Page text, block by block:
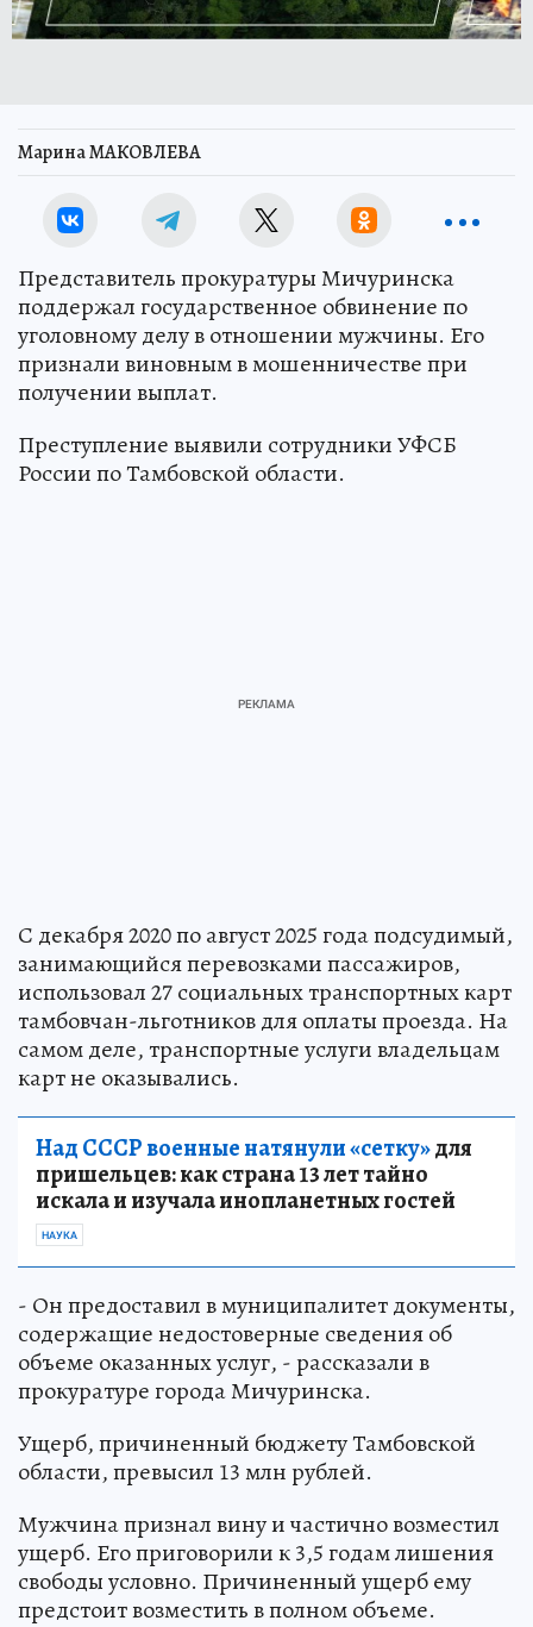
Марина МАКОВЛЕВА
Представитель прокуратуры Мичуринска
поддержал государственное обвинение по
уголовному делу в отношении мужчины. Его
признали виновным в мошенничестве при
получении выплат.
Преступление выявили сотрудники УФСБ
России по Тамбовской области.
С декабря 2020 по август 2025 года подсудимый,
занимающийся перевозками пассажиров,
использовал 27 социальных транспортных карт
тамбовчан-льготников для оплаты проезда. На
самом деле, транспортные услуги владельцам
карт не оказывались.
Над СССР военные натянули «сетку»для
пришельцев: как страна 13 лет тайно
искала и изучала инопланетных гостей
НАУКА
- Он предоставил в муниципалитет документы,
содержащие недостоверные сведения об
объеме оказанных услуг, - рассказали в
прокуратуре города Мичуринска.
Ущерб, причиненный бюджету Тамбовской
области, превысил 13 млн рублей.
Мужчина признал вину и частично возместил
ущерб. Его приговорили к 3,5 годам лишения
свободы условно. Причиненный ущерб ему
предстоит возместить в полном объеме.